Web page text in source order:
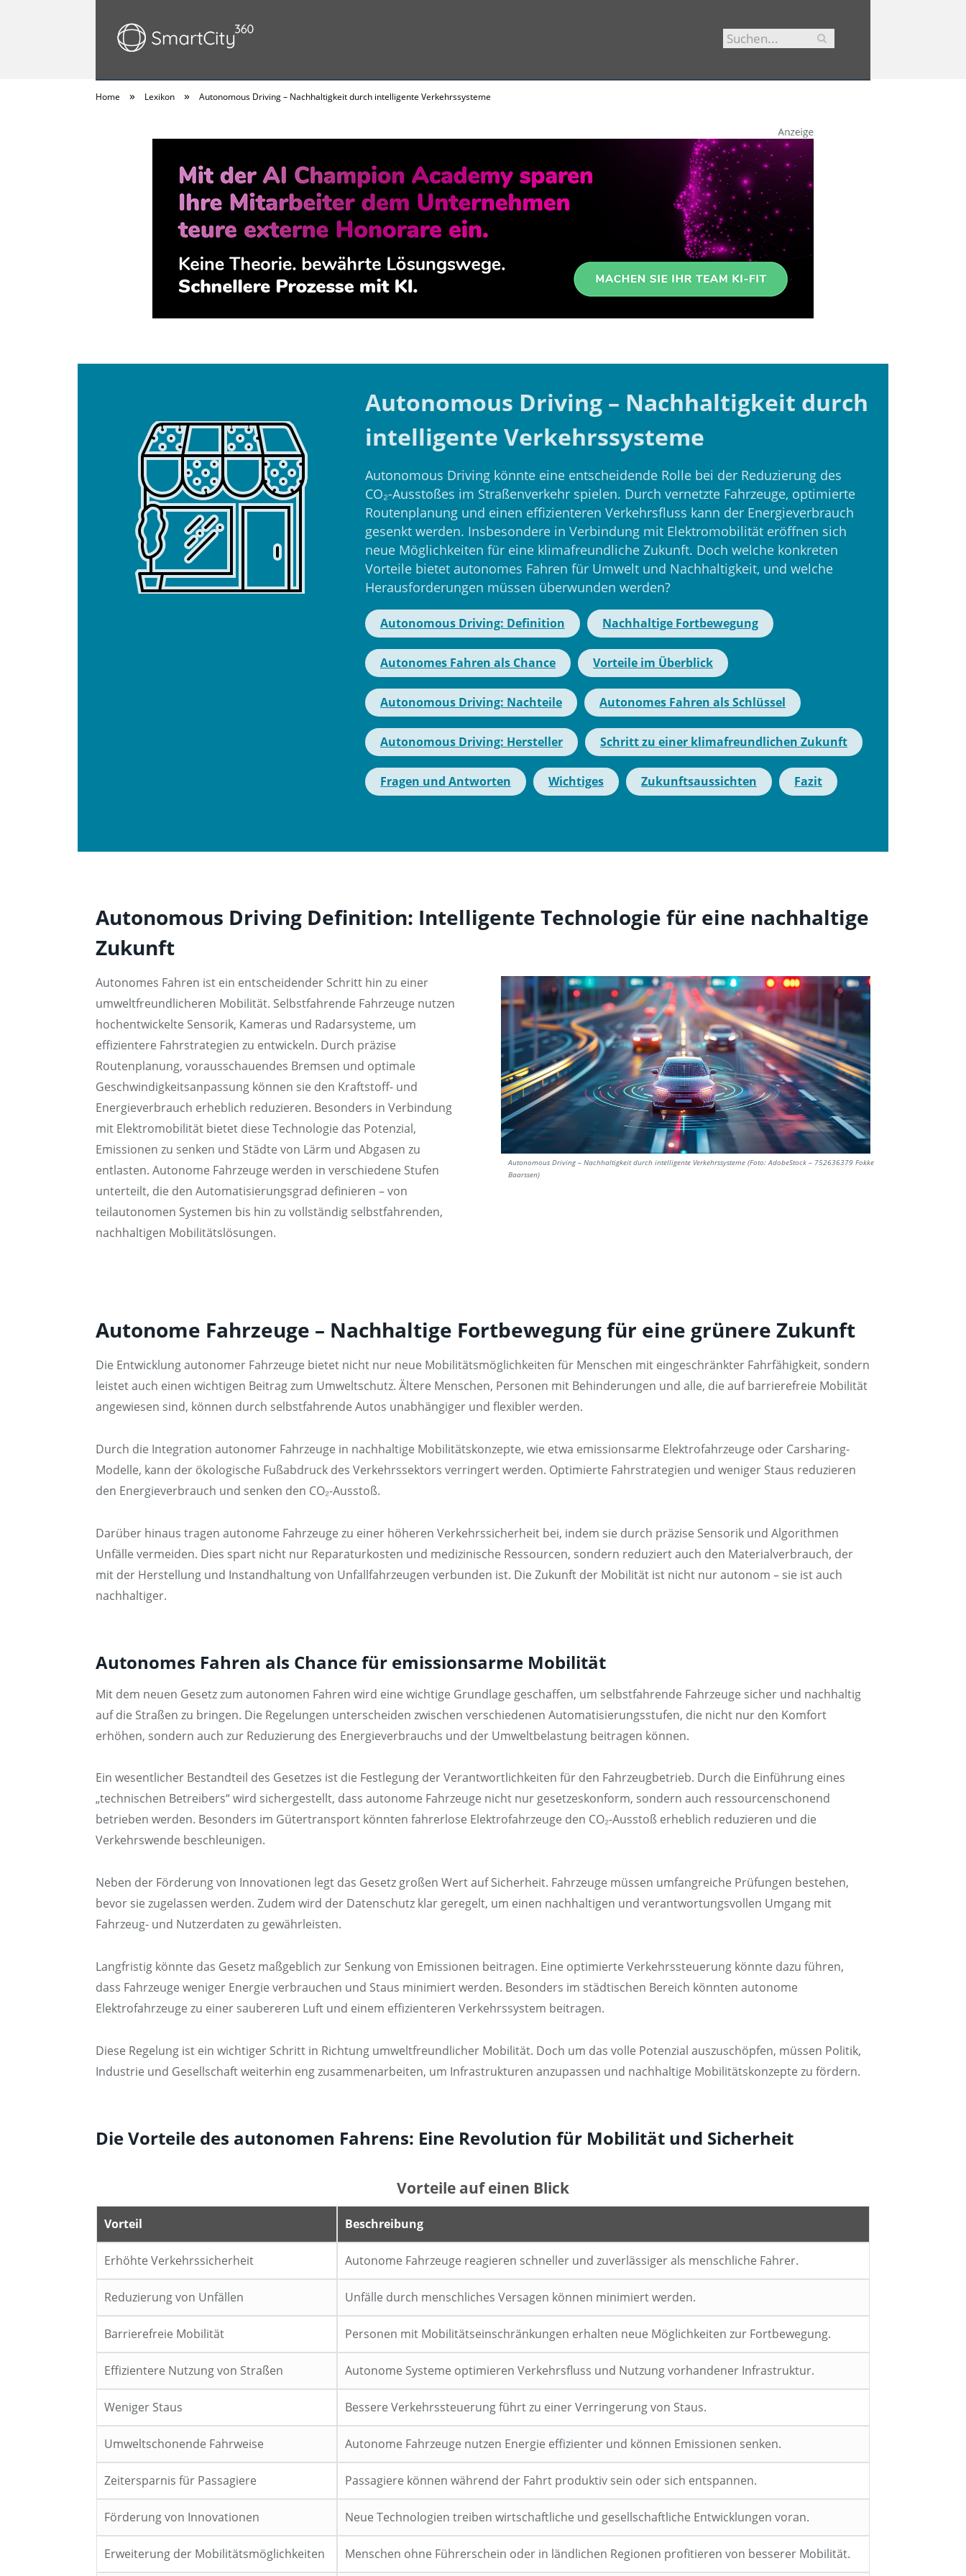
Home » Lexikon » Autonomous Driving – Nachhaltigkeit durch intelligente Verkehrssysteme
Autonomous Driving – Nachhaltigkeit durch
intelligente Verkehrssysteme
Autonomous Driving könnte eine entscheidende Rolle bei der Reduzierung des
CO₂-Ausstoßes im Straßenverkehr spielen. Durch vernetzte Fahrzeuge, optimierte
Routenplanung und einen effizienteren Verkehrsfluss kann der Energieverbrauch
gesenkt werden. Insbesondere in Verbindung mit Elektromobilität eröffnen sich
neue Möglichkeiten für eine klimafreundliche Zukunft. Doch welche konkreten
Vorteile bietet autonomes Fahren für Umwelt und Nachhaltigkeit, und welche
Herausforderungen müssen überwunden werden?
Autonomous Driving: Definition Nachhaltige Fortbewegung
Autonomes Fahren als Chance Vorteile im Überblick
Autonomous Driving: Nachteile Autonomes Fahren als Schlüssel
Autonomous Driving: Hersteller Schritt zu einer klimafreundlichen Zukunft
Fragen und Antworten Wichtiges Zukunftsaussichten Fazit
Autonomous Driving Definition: Intelligente Technologie für eine nachhaltige
Zukunft
Autonomes Fahren ist ein entscheidender Schritt hin zu einer
umweltfreundlicheren Mobilität. Selbstfahrende Fahrzeuge nutzen
hochentwickelte Sensorik, Kameras und Radarsysteme, um
effizientere Fahrstrategien zu entwickeln. Durch präzise
Routenplanung, vorausschauendes Bremsen und optimale
Geschwindigkeitsanpassung können sie den Kraftstoff- und
Energieverbrauch erheblich reduzieren. Besonders in Verbindung
mit Elektromobilität bietet diese Technologie das Potenzial,
Emissionen zu senken und Städte von Lärm und Abgasen zu
entlasten. Autonome Fahrzeuge werden in verschiedene Stufen
unterteilt, die den Automatisierungsgrad definieren – von
teilautonomen Systemen bis hin zu vollständig selbstfahrenden,
nachhaltigen Mobilitätslösungen.
Autonomous Driving – Nachhaltigkeit durch intelligente Verkehrssysteme (Foto: AdobeStock – 752636379 Fokke
Baarssen)
Autonome Fahrzeuge – Nachhaltige Fortbewegung für eine grünere Zukunft
Die Entwicklung autonomer Fahrzeuge bietet nicht nur neue Mobilitätsmöglichkeiten für Menschen mit eingeschränkter Fahrfähigkeit, sondern
leistet auch einen wichtigen Beitrag zum Umweltschutz. Ältere Menschen, Personen mit Behinderungen und alle, die auf barrierefreie Mobilität
angewiesen sind, können durch selbstfahrende Autos unabhängiger und flexibler werden.
Durch die Integration autonomer Fahrzeuge in nachhaltige Mobilitätskonzepte, wie etwa emissionsarme Elektrofahrzeuge oder Carsharing-
Modelle, kann der ökologische Fußabdruck des Verkehrssektors verringert werden. Optimierte Fahrstrategien und weniger Staus reduzieren
den Energieverbrauch und senken den CO₂-Ausstoß.
Darüber hinaus tragen autonome Fahrzeuge zu einer höheren Verkehrssicherheit bei, indem sie durch präzise Sensorik und Algorithmen
Unfälle vermeiden. Dies spart nicht nur Reparaturkosten und medizinische Ressourcen, sondern reduziert auch den Materialverbrauch, der
mit der Herstellung und Instandhaltung von Unfallfahrzeugen verbunden ist. Die Zukunft der Mobilität ist nicht nur autonom – sie ist auch
nachhaltiger.
Autonomes Fahren als Chance für emissionsarme Mobilität
Mit dem neuen Gesetz zum autonomen Fahren wird eine wichtige Grundlage geschaffen, um selbstfahrende Fahrzeuge sicher und nachhaltig
auf die Straßen zu bringen. Die Regelungen unterscheiden zwischen verschiedenen Automatisierungsstufen, die nicht nur den Komfort
erhöhen, sondern auch zur Reduzierung des Energieverbrauchs und der Umweltbelastung beitragen können.
Ein wesentlicher Bestandteil des Gesetzes ist die Festlegung der Verantwortlichkeiten für den Fahrzeugbetrieb. Durch die Einführung eines
„technischen Betreibers“ wird sichergestellt, dass autonome Fahrzeuge nicht nur gesetzeskonform, sondern auch ressourcenschonend
betrieben werden. Besonders im Gütertransport könnten fahrerlose Elektrofahrzeuge den CO₂-Ausstoß erheblich reduzieren und die
Verkehrswende beschleunigen.
Neben der Förderung von Innovationen legt das Gesetz großen Wert auf Sicherheit. Fahrzeuge müssen umfangreiche Prüfungen bestehen,
bevor sie zugelassen werden. Zudem wird der Datenschutz klar geregelt, um einen nachhaltigen und verantwortungsvollen Umgang mit
Fahrzeug- und Nutzerdaten zu gewährleisten.
Langfristig könnte das Gesetz maßgeblich zur Senkung von Emissionen beitragen. Eine optimierte Verkehrssteuerung könnte dazu führen,
dass Fahrzeuge weniger Energie verbrauchen und Staus minimiert werden. Besonders im städtischen Bereich könnten autonome
Elektrofahrzeuge zu einer saubereren Luft und einem effizienteren Verkehrssystem beitragen.
Diese Regelung ist ein wichtiger Schritt in Richtung umweltfreundlicher Mobilität. Doch um das volle Potenzial auszuschöpfen, müssen Politik,
Industrie und Gesellschaft weiterhin eng zusammenarbeiten, um Infrastrukturen anzupassen und nachhaltige Mobilitätskonzepte zu fördern.
Die Vorteile des autonomen Fahrens: Eine Revolution für Mobilität und Sicherheit
Vorteile auf einen Blick
Vorteil Beschreibung
Erhöhte Verkehrssicherheit Autonome Fahrzeuge reagieren schneller und zuverlässiger als menschliche Fahrer.
Reduzierung von Unfällen Unfälle durch menschliches Versagen können minimiert werden.
Barrierefreie Mobilität Personen mit Mobilitätseinschränkungen erhalten neue Möglichkeiten zur Fortbewegung.
Effizientere Nutzung von Straßen Autonome Systeme optimieren Verkehrsfluss und Nutzung vorhandener Infrastruktur.
Weniger Staus Bessere Verkehrssteuerung führt zu einer Verringerung von Staus.
Umweltschonende Fahrweise Autonome Fahrzeuge nutzen Energie effizienter und können Emissionen senken.
Zeitersparnis für Passagiere Passagiere können während der Fahrt produktiv sein oder sich entspannen.
Förderung von Innovationen Neue Technologien treiben wirtschaftliche und gesellschaftliche Entwicklungen voran.
Erweiterung der Mobilitätsmöglichkeiten Menschen ohne Führerschein oder in ländlichen Regionen profitieren von besserer Mobilität.